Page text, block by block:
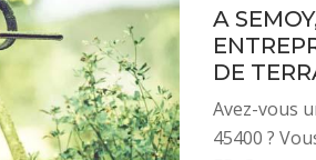
A
DE
Avez-vous
45400 ?